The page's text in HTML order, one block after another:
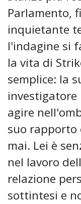
Parlamento,
inquietante
l'indagine si
la vita di
semplice: la
investigatore
agire
suo rapporto
mai. Lei è
nel lavoro
relazione
sottintesi e